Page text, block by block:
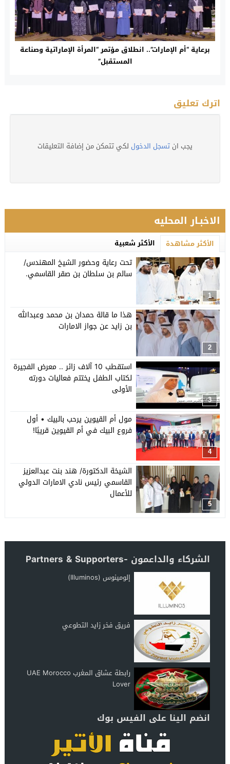
برعاية “أم الإمارات”.. انطلاق مؤتمر “المرأة الإماراتية وصناعة
المستقبل”
اترك تعليق
يجب ان تسجل الدخول لكي تتمكن من إضافة التعليقات
الاخبـار المحليه
الأكثر مشاهدة الأكثر شعبية
1
تحت رعاية وحضور الشيخ المهندس/
سالم بن سلطان بن صقر القاسمي.
2
هذا ما قالة حمدان بن محمد وعبدالله
بن زايد عن جواز الامارات
3
استقطب 10 آلاف زائر .. معرض الفجيرة
لكتاب الطفل يختتم فعاليات دورته
الأولى
4
مول أم القيوين يرحب بالبيك • أول
فروع البيك في أم القيوين قريبًا!
5
الشيخة الدكتورة/ هند بنت عبدالعزيز
القاسمي رئيس نادي الامارات الدولي
للأعمال
الشركاء والداعمون -Partners & Supporters
إلومينوس (Illuminos)
فريق فخر زايد التطوعي
رابطة عشاق المغرب UAE Morocco
Lover
انضم الينا على الفيس بوك